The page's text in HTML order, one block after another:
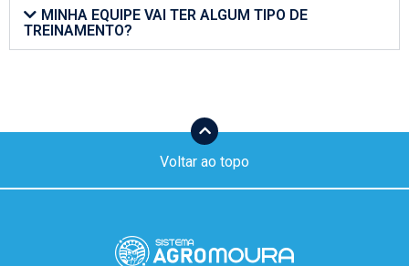
MINHA EQUIPE VAI TER ALGUM TIPO DE
TREINAMENTO?
Voltar ao topo